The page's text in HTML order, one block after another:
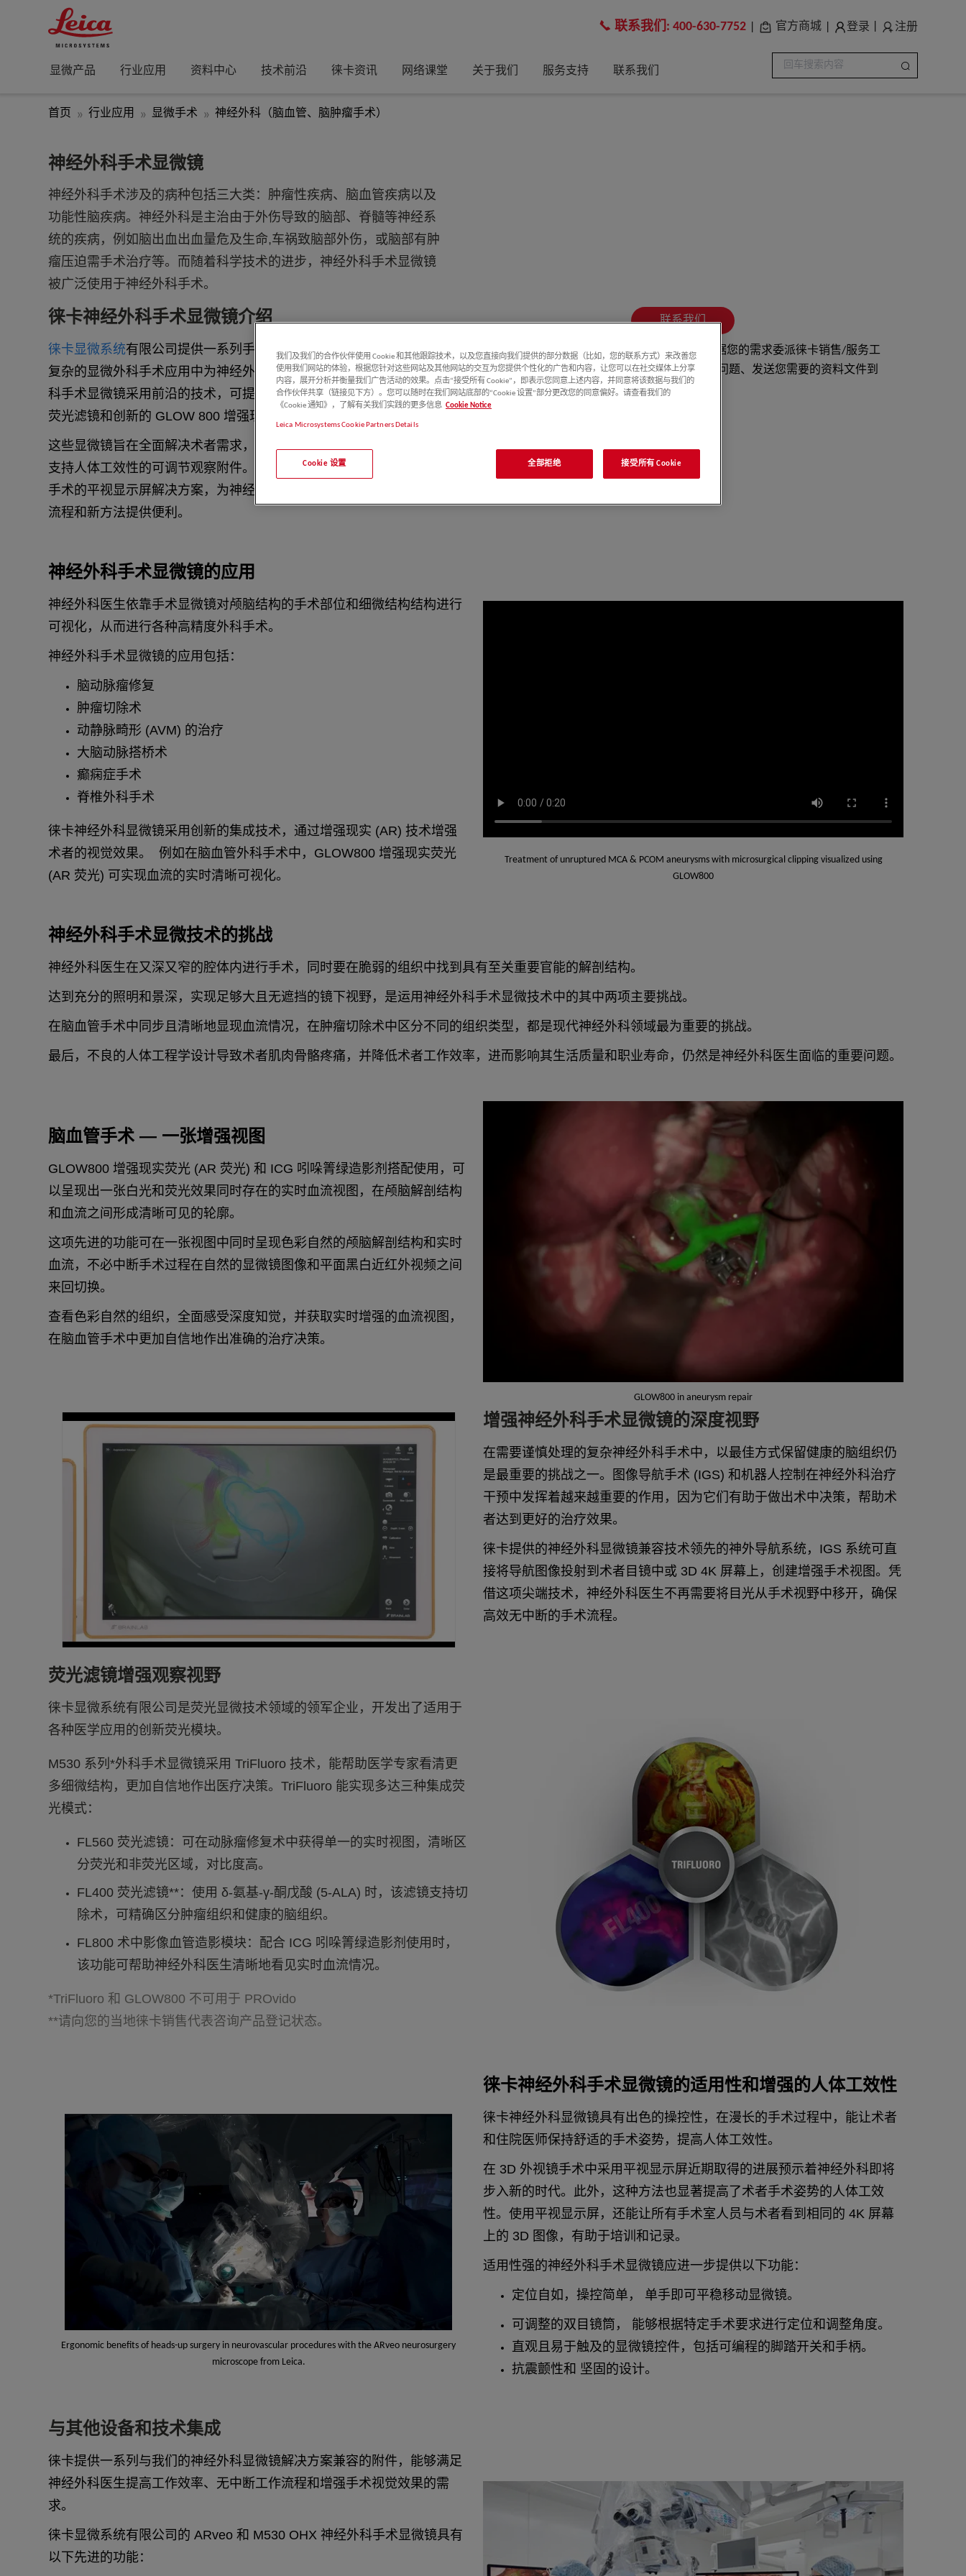
联系我们: 400-630-7752 官方商城 登录 注册
显微产品 行业应用 资料中心 技术前沿 徕卡资讯 网络课堂 关于我们 服务支持 联系我们
首页 行业应用 显微手术 神经外科（脑血管、脑肿瘤手术）
神经外科手术显微镜
神经外科手术涉及的病种包括三大类：肿瘤性疾病、脑血管疾病以及
功能性脑疾病。神经外科是主治由于外伤导致的脑部、脊髓等神经系
统的疾病，例如脑出血出血量危及生命,车祸致脑部外伤，或脑部有肿
瘤压迫需手术治疗等。而随着科学技术的进步，神经外科手术显微镜
被广泛使用于神经外科手术。
徕卡神经外科手术显微镜介绍
徕卡显微系统有限公司提供一系列手术显微镜解决方案，可在大多数
复杂的显微外科手术应用中为神经外科医生提供支持。我们的神经外
科手术显微镜采用前沿的技术，可提供可靠的可视化性能，包括内置
荧光滤镜和创新的 GLOW 800 增强现实荧光。
这些显微镜旨在全面解决术者需求，提供明亮的照明、可升级性以及
支持人体工效性的可调节观察附件。此外，我们还拥有针对神经外科
手术的平视显示屏解决方案，为神经外科领域极具挑战性的新型手术
流程和新方法提供便利。
联系我们
徕卡显微系统官方客服收到您的信息后，将根据您的需求委派徕卡销售/服务工
程师按您提交的联系方式与您联系、为您解答问题、发送您需要的资料文件到
您指定的邮箱。
神经外科手术显微镜的应用
神经外科医生依靠手术显微镜对颅脑结构的手术部位和细微结构结构进行
可视化，从而进行各种高精度外科手术。
神经外科手术显微镜的应用包括：
脑动脉瘤修复
肿瘤切除术
动静脉畸形 (AVM) 的治疗
大脑动脉搭桥术
癫痫症手术
脊椎外科手术
徕卡神经外科显微镜采用创新的集成技术，通过增强现实 (AR) 技术增强
术者的视觉效果。 例如在脑血管外科手术中，GLOW800 增强现实荧光
(AR 荧光) 可实现血流的实时清晰可视化。
Treatment of unruptured MCA & PCOM aneurysms with microsurgical clipping visualized using
GLOW800
神经外科手术显微技术的挑战
神经外科医生在又深又窄的腔体内进行手术，同时要在脆弱的组织中找到具有至关重要官能的解剖结构。
达到充分的照明和景深，实现足够大且无遮挡的镜下视野，是运用神经外科手术显微技术中的其中两项主要挑战。
在脑血管手术中同步且清晰地显现血流情况，在肿瘤切除术中区分不同的组织类型，都是现代神经外科领域最为重要的挑战。
最后，不良的人体工程学设计导致术者肌肉骨骼疼痛，并降低术者工作效率，进而影响其生活质量和职业寿命，仍然是神经外科医生面临的重要问题。
脑血管手术 — 一张增强视图
GLOW800 增强现实荧光 (AR 荧光) 和 ICG 吲哚箐绿造影剂搭配使用，可
以呈现出一张白光和荧光效果同时存在的实时血流视图，在颅脑解剖结构
和血流之间形成清晰可见的轮廓。
这项先进的功能可在一张视图中同时呈现色彩自然的颅脑解剖结构和实时
血流，不必中断手术过程在自然的显微镜图像和平面黑白近红外视频之间
来回切换。
查看色彩自然的组织，全面感受深度知觉，并获取实时增强的血流视图，
在脑血管手术中更加自信地作出准确的治疗决策。
GLOW800 in aneurysm repair
增强神经外科手术显微镜的深度视野
在需要谨慎处理的复杂神经外科手术中，以最佳方式保留健康的脑组织仍
是最重要的挑战之一。图像导航手术 (IGS) 和机器人控制在神经外科治疗
干预中发挥着越来越重要的作用，因为它们有助于做出术中决策，帮助术
者达到更好的治疗效果。
徕卡提供的神经外科显微镜兼容技术领先的神外导航系统，IGS 系统可直
接将导航图像投射到术者目镜中或 3D 4K 屏幕上，创建增强手术视图。凭
借这项尖端技术，神经外科医生不再需要将目光从手术视野中移开，确保
高效无中断的手术流程。
荧光滤镜增强观察视野
徕卡显微系统有限公司是荧光显微技术领域的领军企业，开发出了适用于
各种医学应用的创新荧光模块。
M530 系列*外科手术显微镜采用 TriFluoro 技术，能帮助医学专家看清更
多细微结构，更加自信地作出医疗决策。TriFluoro 能实现多达三种集成荧
光模式：
FL560 荧光滤镜：可在动脉瘤修复术中获得单一的实时视图，清晰区
分荧光和非荧光区域，对比度高。
FL400 荧光滤镜**：使用 δ-氨基-γ-酮戊酸 (5-ALA) 时，该滤镜支持切
除术，可精确区分肿瘤组织和健康的脑组织。
FL800 术中影像血管造影模块：配合 ICG 吲哚箐绿造影剂使用时，
该功能可帮助神经外科医生清晰地看见实时血流情况。
*TriFluoro 和 GLOW800 不可用于 PROvido
**请向您的当地徕卡销售代表咨询产品登记状态。
Ergonomic benefits of heads-up surgery in neurovascular procedures with the ARveo neurosurgery
microscope from Leica.
徕卡神经外科手术显微镜的适用性和增强的人体工效性
徕卡神经外科显微镜具有出色的操控性，在漫长的手术过程中，能让术者
和住院医师保持舒适的手术姿势，提高人体工效性。
在 3D 外视镜手术中采用平视显示屏近期取得的进展预示着神经外科即将
步入新的时代。此外，这种方法也显著提高了术者手术姿势的人体工效
性。使用平视显示屏，还能让所有手术室人员与术者看到相同的 4K 屏幕
上的 3D 图像，有助于培训和记录。
适用性强的神经外科手术显微镜应进一步提供以下功能：
定位自如，操控简单， 单手即可平稳移动显微镜。
可调整的双目镜筒， 能够根据特定手术要求进行定位和调整角度。
直观且易于触及的显微镜控件，包括可编程的脚踏开关和手柄。
抗震颤性和 坚固的设计。
与其他设备和技术集成
徕卡提供一系列与我们的神经外科显微镜解决方案兼容的附件，能够满足
神经外科医生提高工作效率、无中断工作流程和增强手术视觉效果的需
求。
徕卡显微系统有限公司的 ARveo 和 M530 OHX 神经外科手术显微镜具有
以下先进的功能：
我们及我们的合作伙伴使用 Cookie 和其他跟踪技术，以及您直接向我们提供的部分数据（比如，您的联系方式）来改善您
使用我们网站的体验，根据您针对这些网站及其他网站的交互为您提供个性化的广告和内容，让您可以在社交媒体上分享
内容，展开分析并衡量我们广告活动的效果。点击“接受所有 Cookie”，即表示您同意上述内容，并同意将该数据与我们的
合作伙伴共享（链接见下方）。您可以随时在我们网站底部的“Cookie 设置”部分更改您的同意偏好。请查看我们的
《Cookie 通知》，了解有关我们实践的更多信息 Cookie Notice
Leica Microsystems Cookie Partners Details
Cookie 设置 全部拒绝 接受所有 Cookie